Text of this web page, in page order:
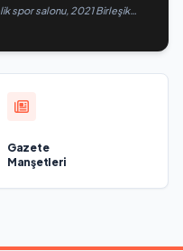
spor salonu, 2021 Birleşik
Gazete
Manşetleri